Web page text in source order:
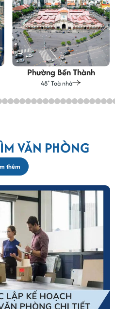
Phường Bến Thành
48+Toà nhà
VĂN PHÒNG
thêm